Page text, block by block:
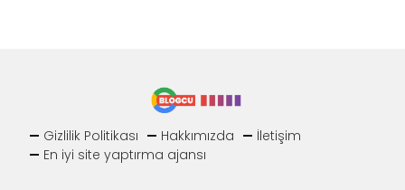
Gizlilik Politikası Hakkımızda
İletişim
En iyi site yaptırma ajansı